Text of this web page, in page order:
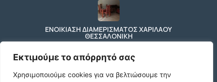
Εκτιμούμε το απόρρητό σας
Χρησιμοποιούμε cookies για να βελτιώσουμε την
ΕΝΟΙΚΙΑΣΗ ΔΙΑΜΕΡΙΣΜΑΤΟΣ ΧΑΡΙΛΑΟΥ
ΘΕΣΣΑΛΟΝΙΚΗ